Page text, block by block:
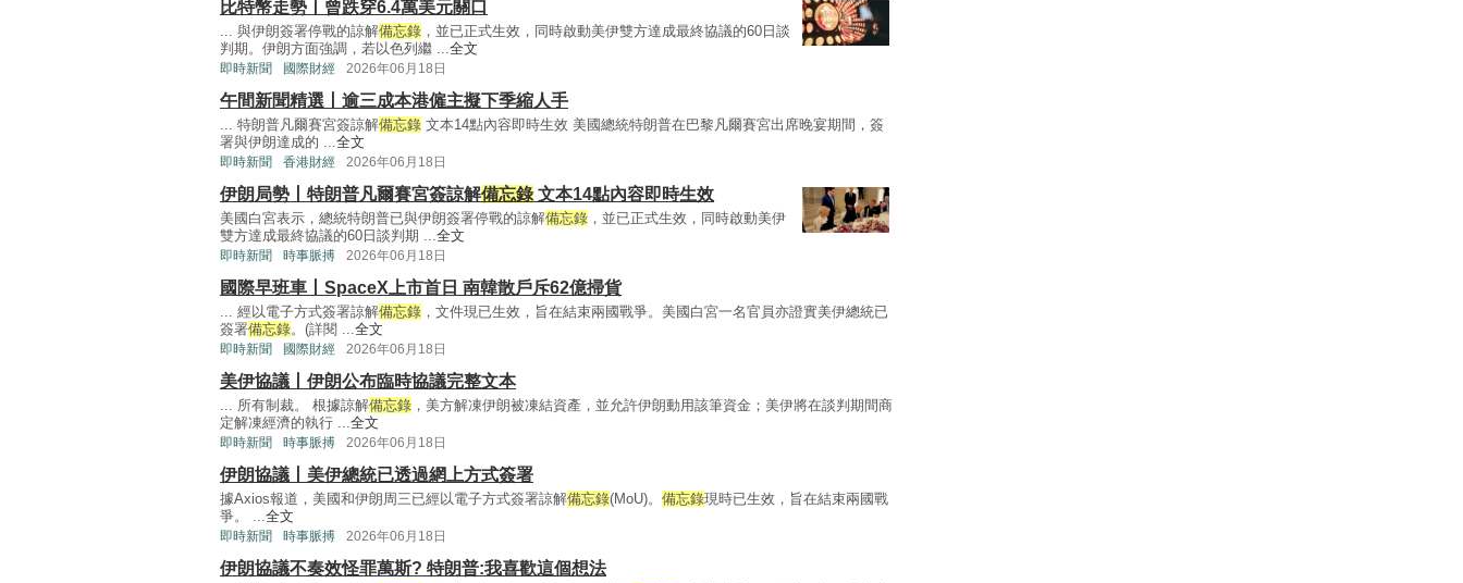
比特幣走勢丨曾跌穿6.4萬美元關口
... 與伊朗簽署停戰的諒解備忘錄 ，並已正式生效，同時啟動美伊雙方達成最終協議的60日談
判期。伊朗方面強調，若以色列繼 ...全文
即時新聞 國際財經 2026年06月18日
午間新聞精選丨逾三成本港僱主擬下季縮人手
... 特朗普凡爾賽宮簽諒解備忘錄 文本14點內容即時生效 美國總統特朗普在巴黎凡爾賽宮出席晚宴期間，簽
署與伊朗達成的 ...全文
即時新聞 香港財經 2026年06月18日
伊朗局勢丨特朗普凡爾賽宮簽諒解備忘錄文本14點內容即時生效
美國白宮表示，總統特朗普已與伊朗簽署停戰的諒解備忘錄 ，並已正式生效，同時啟動美伊
雙方達成最終協議的60日談判期 ...全文
即時新聞 時事脈搏 2026年06月18日
國際早班車丨SpaceX上市首日 南韓散戶斥62億掃貨
... 經以電子方式簽署諒解備忘錄 ，文件現已生效，旨在結束兩國戰爭。美國白宮一名官員亦證實美伊總統已
簽署備忘錄。(詳閱 ...全文
即時新聞 國際財經 2026年06月18日
美伊協議丨伊朗公布臨時協議完整文本
... 所有制裁。 根據諒解備忘錄 ，美方解凍伊朗被凍結資產，並允許伊朗動用該筆資金；美伊將在談判期間商
定解凍經濟的執行 ...全文
即時新聞 時事脈搏 2026年06月18日
伊朗協議丨美伊總統已透過網上方式簽署
據Axios報道，美國和伊朗周三已經以電子方式簽署諒解備忘錄(MoU)。 備忘錄現時已生效，旨在結束兩國戰
爭。 ...全文
即時新聞 時事脈搏 2026年06月18日
伊朗協議不奏效怪罪萬斯? 特朗普:我喜歡這個想法